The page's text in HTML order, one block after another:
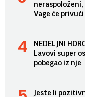
neraspoloženi,
Vage će
NEDELJNI
Lavovi super
pobegao iz nje
Jeste li